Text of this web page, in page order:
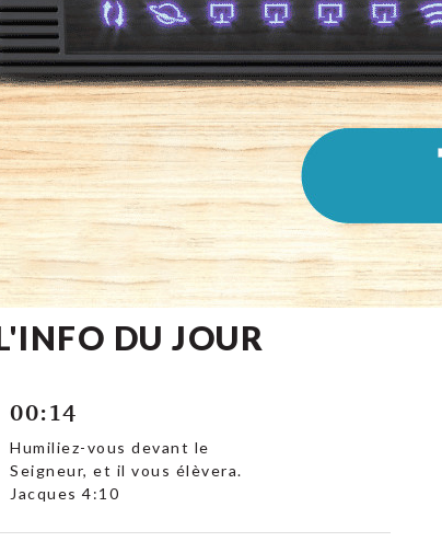
DU JOUR
00:14
Humiliez-vous devant le
Seigneur, et il vous élèvera.
Jacques 4:10